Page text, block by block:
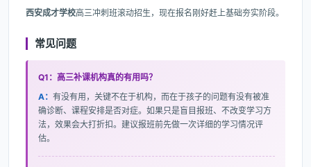
西安成才学校高三冲刺班滚动招生，现在报名刚好赶上基础夯实阶段。
常见问题
Q1：高三补课机构真的有用吗？
A： 有没有用，关键不在于机构，而在于孩子的问题有没有被准
确诊断、课程安排是否对症。如果只是盲目报班、不改变学习方
法，效果会大打折扣。建议报班前先做一次详细的学习情况评
估。